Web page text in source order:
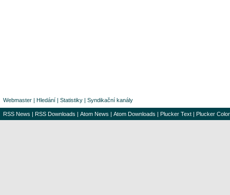
Webmaster | Hledání | Statistiky | Syndikační kanály
RSS News | RSS Downloads | Atom News | Atom Downloads | Plucker Text | Plucker Color